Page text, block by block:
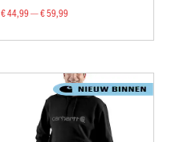
€ 44,99 — € 59,99